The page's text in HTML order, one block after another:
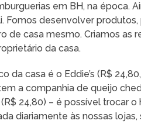
em BH, na época.
Fomos desenvolver
de casa mesmo. Criamos as
da casa.
da casa é o Eddie’s (R$
a companhia de queijo
24,80) – é possível trocar
diariamente às nossas